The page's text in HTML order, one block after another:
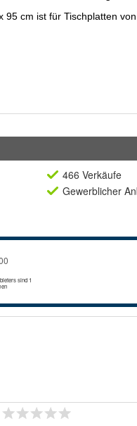
466 Verkäufe
Gewerblicher